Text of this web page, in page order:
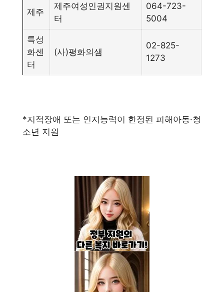
제주
제주여성인권지원센
터
064-723-
5004
특성
화센
터
(사)평화의샘
02-825-
1273
*지적장애 또는 인지능력이 한정된 피해아동·청
소년 지원